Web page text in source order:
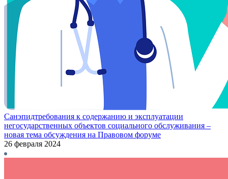
Санэпидтребования к содержанию и эксплуатации
негосударственных объектов социального обслуживания –
новая тема обсуждения на Правовом форуме
26 февраля 2024